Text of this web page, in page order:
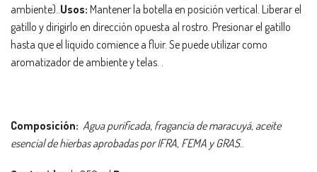
ambiente)..Usos: Mantener la botella en posición vertical. Liberar el
gatillo y dirigirlo en dirección opuesta al rostro. Presionar el gatillo
hasta que el líquido comience a fluir. Se puede utilizar como
aromatizador de ambiente y telas. .
Composición: Agua purificada, fragancia de maracuyá, aceite
esencial de hierbas aprobadas por IFRA, FEMA y GRAS..